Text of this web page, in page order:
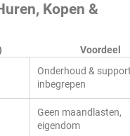
Kopen &
Voordeel
Onderhoud &
inbegrepen
Geen maandlasten,
eigendom